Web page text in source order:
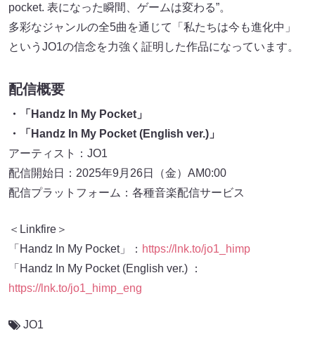
pocket. 表になった瞬間、ゲームは変わる”。
多彩なジャンルの全5曲を通じて「私たちは今も進化中」
というJO1の信念を力強く証明した作品になっています。
配信概要
・「Handz In My Pocket」
・「Handz In My Pocket (English ver.)」
アーティスト：JO1
配信開始日：2025年9月26日（金）AM0:00
配信プラットフォーム：各種⾳楽配信サービス
＜Linkfire＞
「Handz In My Pocket」： https://lnk.to/jo1_himp
「Handz In My Pocket (English ver.) ：
https://lnk.to/jo1_himp_eng
JO1